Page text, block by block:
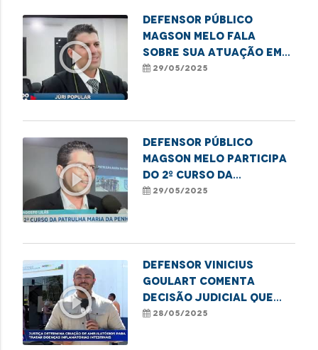
play_circle_outline
Defensor público
Magson Melo fala
sobre sua atuação em
Juri Popular
29/05/2025
play_circle_outline
Defensor público
Magson Melo participa
do 2º curso da
Patrulha Maria da
29/05/2025
play_circle_outline
Defensor Vinicius
Goulart comenta
decisão judicial que
determina atendimento
28/05/2025